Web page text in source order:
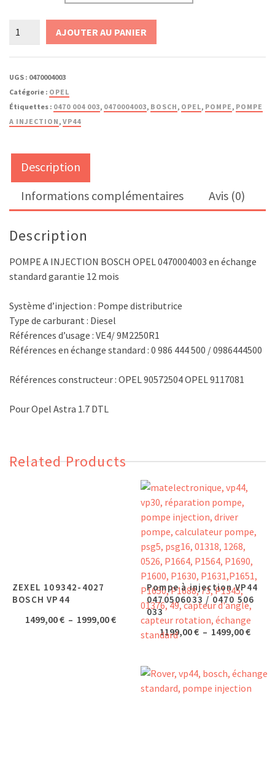
quantité
004
003
AJOUTER AU PANIER
UGS : 0470004003
Catégorie : OPEL
Étiquettes : 0470 004 003, 0470004003, BOSCH , OPEL, POMPE , POMPE
A INJECTION , VP44
Description
Informations complémentaires
Avis (0)
Description
POMPE A INJECTION BOSCH OPEL 0470004003 en échange
standard garantie 12 mois
Système d’injection : Pompe distributrice
Type de carburant : Diesel
Références d’usage : VE4/ 9M2250R1
Références en échange standard : 0 986 444 500 / 0986444500
Références constructeur : OPEL 90572504 OPEL 9117081
Pour Opel Astra 1.7 DTL
Related Products
ZEXEL 109342-4027
BOSCH VP44
1499,00€ – 1999,00€Plage
1999,00 €
Pompe à injection VP44
0470506033 / 0470 506
033
1199,00€ – 1499,00€Plage
à